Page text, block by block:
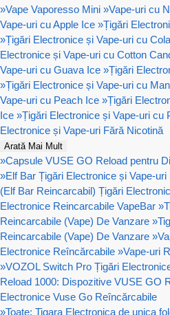
»Vape Vaporesso Mini »Vape-uri cu
Vape-uri cu Apple Ice »Țigări
»Țigări Electronice și Vape-uri cu
Electronice și Vape-uri cu Cotton
Vape-uri cu Guava Ice »Țigări
»Țigări Electronice și Vape-uri cu
Vape-uri cu Peach Ice »Țigări
Ice »Țigări Electronice și Vape-uri cu
Electronice și Vape-uri Fără Nicotină
Arată Mai Mult
»Capsule VUSE GO Reload pentru
»Elf Bar Țigări Electronice și Vape-
(Elf Bar Reincarcabil) Țigări
Electronice Reincarcabile VapeBar »
Reincarcabile (Vape) De Vanzare »
Reincarcabile (Vape) De Vanzare »
Electronice Reîncărcabile »Vape-uri
»VOZOL Switch Pro Țigări
Reload 1000: Dispozitive VUSE GO
Electronice Vuse Go Reîncărcabile
»Toate: Tigara Electronica de unica